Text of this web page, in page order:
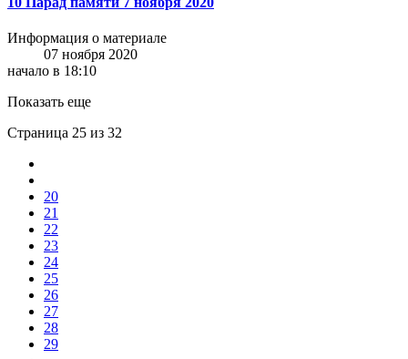
Информация о материале
07 ноября 2020
начало в 18:10
Показать еще
Страница 25 из 32
20
21
22
23
24
25
26
27
28
29